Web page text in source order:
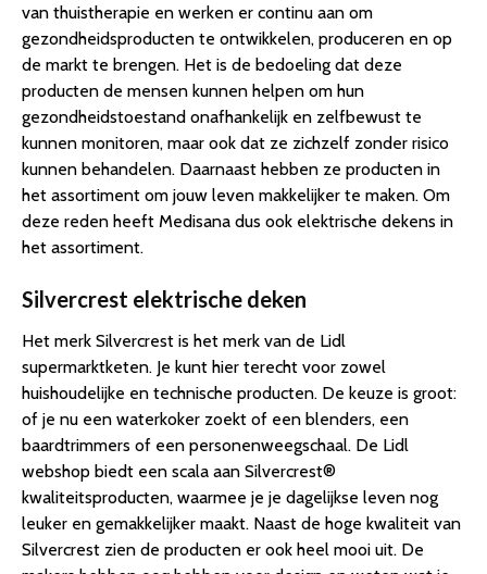
van thuistherapie en werken er continu aan om
gezondheidsproducten te ontwikkelen, produceren en op
de markt te brengen. Het is de bedoeling dat deze
producten de mensen kunnen helpen om hun
gezondheidstoestand onafhankelijk en zelfbewust te
kunnen monitoren, maar ook dat ze zichzelf zonder risico
kunnen behandelen. Daarnaast hebben ze producten in
het assortiment om jouw leven makkelijker te maken. Om
deze reden heeft Medisana dus ook elektrische dekens in
het assortiment.
Silvercrest elektrische deken
Het merk Silvercrest is het merk van de Lidl
supermarktketen. Je kunt hier terecht voor zowel
huishoudelijke en technische producten. De keuze is groot:
of je nu een waterkoker zoekt of een blenders, een
baardtrimmers of een personenweegschaal. De Lidl
webshop biedt een scala aan Silvercrest®
kwaliteitsproducten, waarmee je je dagelijkse leven nog
leuker en gemakkelijker maakt. Naast de hoge kwaliteit van
Silvercrest zien de producten er ook heel mooi uit. De